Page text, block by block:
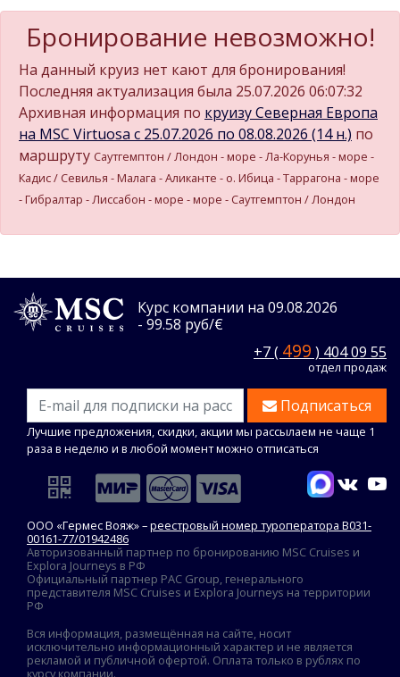
Бронирование невозможно!
На данный круиз нет кают для бронирования!
Последняя актуализация была 25.07.2026 06:07:32
Архивная информация по круизу Северная Европа
на MSC Virtuosa c 25.07.2026 по 08.08.2026 (14 н.) по
маршруту Саутгемптон / Лондон - море - Ла-Корунья - море -
Кадиc / Севилья - Малага - Аликанте - о. Ибица - Таррагона - море
- Гибралтар - Лиссабон - море - море - Саутгемптон / Лондон
Курс компании на 09.08.2026
- 99.58 руб/€
+7 ( 499 ) 404 09 55
отдел продаж
Подписаться
Лучшие предложения, скидки, акции мы рассылаем не чаще 1
раза в неделю и в любой момент можно отписаться
ООО «Гермес Вояж» –реестровый номер туроператора В031-
00161-77/01942486
Авторизованный партнер по бронированию MSC Cruises и
Explora Journeys в РФ
Официальный партнер PAC Group, генерального
представителя MSC Cruises и Explora Journeys на территории
РФ
Вся информация, размещённая на сайте, носит
исключительно информационный характер и не является
рекламой и публичной офертой. Оплата только в рублях по
курсу компании.